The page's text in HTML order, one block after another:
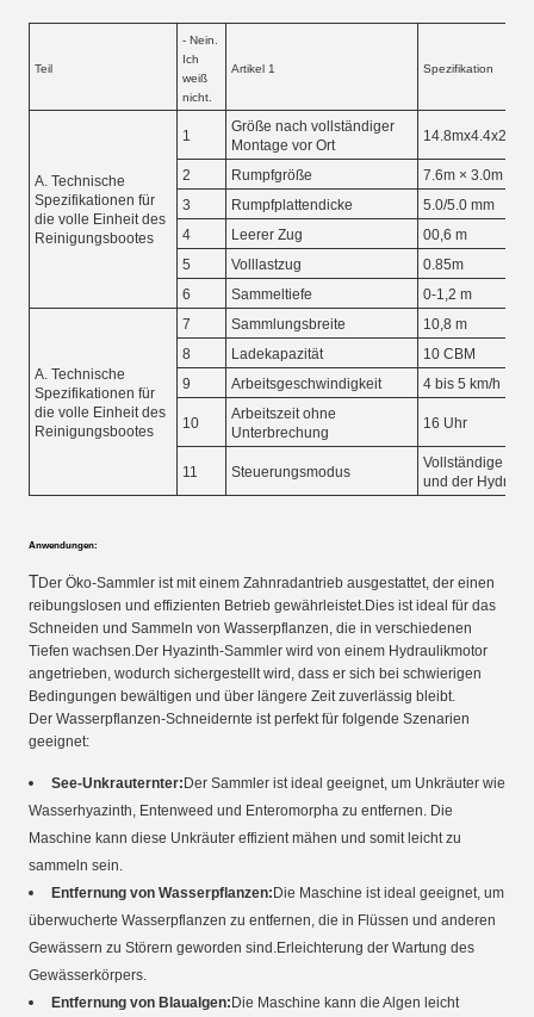
Teil
- Nein.
Ich
weiß
nicht.
Artikel 1 Spezifikation
A. Technische
Spezifikationen für
die volle Einheit des
Reinigungsbootes
1
Größe nach vollständiger
Montage vor Ort
14.8mx4.4x2.9 m
2 Rumpfgröße
7.6m × 3.0m ×
3
Rumpfplattendicke
5.0/5.0 mm
4
Leerer Zug
00,6 m
5
Volllastzug
0.85m
6
Sammeltiefe 0-1,2 m
A. Technische
Spezifikationen für
die volle Einheit des
Reinigungsbootes
7 Sammlungsbreite
10,8 m
8
Ladekapazität
10 CBM
9
Arbeitsgeschwindigkeit 4 bis 5 km/h
10
Arbeitszeit ohne
Unterbrechung
16 Uhr
11 Steuerungsmodus
Vollständige
und der
Anwendungen:
TDer Öko-Sammler ist mit einem Zahnradantrieb ausgestattet, der einen
reibungslosen und effizienten Betrieb gewährleistet.Dies ist ideal für das
Schneiden und Sammeln von Wasserpflanzen, die in verschiedenen
Tiefen wachsen.Der Hyazinth-Sammler wird von einem Hydraulikmotor
angetrieben, wodurch sichergestellt wird, dass er sich bei schwierigen
Bedingungen bewältigen und über längere Zeit zuverlässig bleibt.
Der Wasserpflanzen-Schneidernte ist perfekt für folgende Szenarien
geeignet:
See-Unkrauternter: Der Sammler ist ideal geeignet, um Unkräuter wie
Wasserhyazinth, Entenweed und Enteromorpha zu entfernen. Die
Maschine kann diese Unkräuter effizient mähen und somit leicht zu
sammeln sein.
Entfernung von Wasserpflanzen: Die Maschine ist ideal geeignet, um
überwucherte Wasserpflanzen zu entfernen, die in Flüssen und anderen
Gewässern zu Störern geworden sind.Erleichterung der Wartung des
Gewässerkörpers.
Entfernung von Blaualgen: Die Maschine kann die Algen leicht